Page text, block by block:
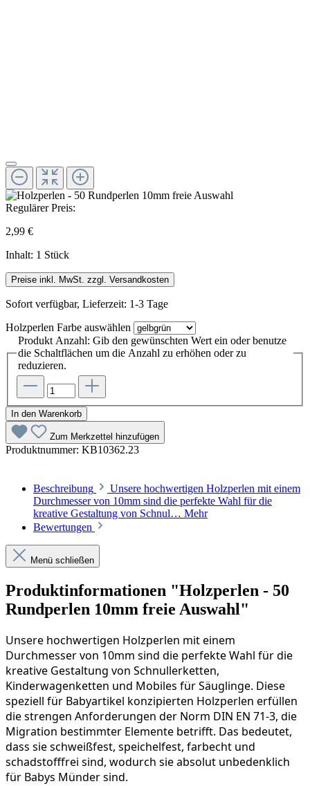
Regulärer Preis:
2,99 €
Inhalt: 1 Stück
Preise inkl. MwSt. zzgl. Versandkosten
Sofort verfügbar, Lieferzeit: 1-3 Tage
Holzperlen Farbe auswählen
Produkt Anzahl: Gib den gewünschten Wert ein oder benutze
die Schaltflächen um die Anzahl zu erhöhen oder zu
reduzieren.
In den Warenkorb
Zum Merkzettel hinzufügen
Produktnummer: KB10362.23
Beschreibung
Unsere hochwertigen Holzperlen mit einem
Durchmesser von 10mm sind die perfekte Wahl für die
kreative Gestaltung von Schnul… Mehr
Bewertungen
Menü schließen
Produktinformationen "Holzperlen - 50
Rundperlen 10mm freie Auswahl"
Unsere hochwertigen Holzperlen mit einem
Durchmesser von 10mm sind die perfekte Wahl für die
kreative Gestaltung von Schnullerketten,
Kinderwagenketten und Mobiles für Säuglinge. Diese
speziell für Babyartikel konzipierten Holzperlen erfüllen
die strengen Anforderungen der Norm DIN EN 71-3, die
Migration bestimmter Elemente betrifft. Das bedeutet,
dass sie schweißfest, speichelfest, farbecht und
schadstofffrei sind, wodurch sie absolut unbedenklich
für Babys Münder sind.